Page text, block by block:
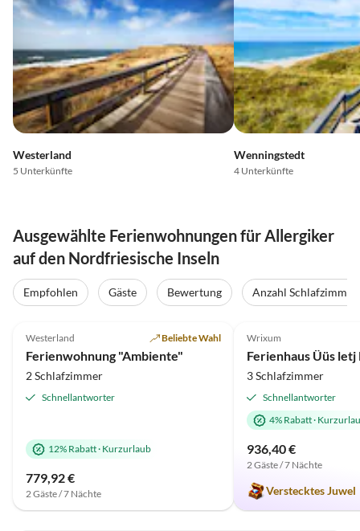
Westerland
5 Unterkünfte
Wenningstedt
4 Unterkünfte
Ausgewählte Ferienwohnungen für Allergiker
auf den Nordfriesische Inseln
Empfohlen Gäste Bewertung Anzahl Schlafzimmer
Westerland Beliebte Wahl
Ferienwohnung "Ambiente"
2 Schlafzimmer
Schnellantworter
12% Rabatt· Kurzurlaub
779,92 €
2 Gäste / 7 Nächte
Wrixum
Ferienhaus Üüs letj
3 Schlafzimmer
Schnellantworter
4% Rabatt·
936,40 €
2 Gäste / 7 Nächte
Verstecktes Juwel